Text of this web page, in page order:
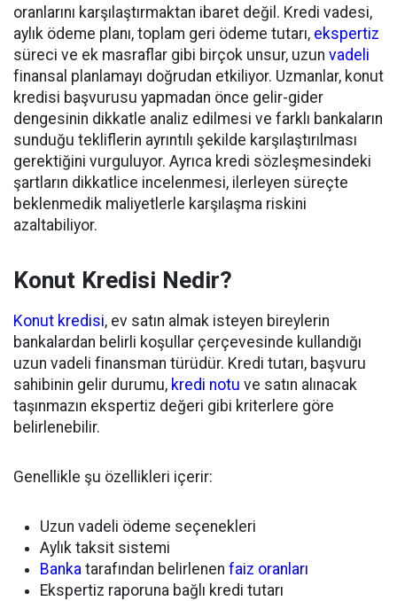
oranlarını karşılaştırmaktan ibaret değil. Kredi vadesi,
aylık ödeme planı, toplam geri ödeme tutarı, ekspertiz
süreci ve ek masraflar gibi birçok unsur, uzun vadeli
finansal planlamayı doğrudan etkiliyor. Uzmanlar, konut
kredisi başvurusu yapmadan önce gelir-gider
dengesinin dikkatle analiz edilmesi ve farklı bankaların
sunduğu tekliflerin ayrıntılı şekilde karşılaştırılması
gerektiğini vurguluyor. Ayrıca kredi sözleşmesindeki
şartların dikkatlice incelenmesi, ilerleyen süreçte
beklenmedik maliyetlerle karşılaşma riskini
azaltabiliyor.
Konut Kredisi Nedir?
Konut kredisi, ev satın almak isteyen bireylerin
bankalardan belirli koşullar çerçevesinde kullandığı
uzun vadeli finansman türüdür. Kredi tutarı, başvuru
sahibinin gelir durumu, kredi notu ve satın alınacak
taşınmazın ekspertiz değeri gibi kriterlere göre
belirlenebilir.
Genellikle şu özellikleri içerir:
Uzun vadeli ödeme seçenekleri
Aylık taksit sistemi
Banka tarafından belirlenen faiz oranları
Ekspertiz raporuna bağlı kredi tutarı